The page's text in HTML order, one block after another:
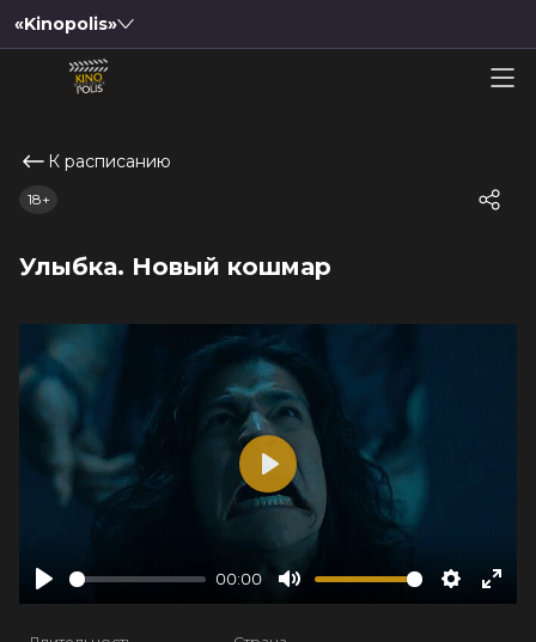
«Kinopolis»
К расписанию
Улыбка. Новый кошмар
18+
Play
00:00
Mute Settings
Play